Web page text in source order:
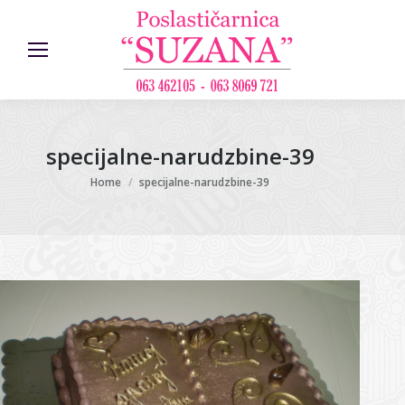
specijalne-narudzbine-39
You are here:
Home specijalne-narudzbine-39